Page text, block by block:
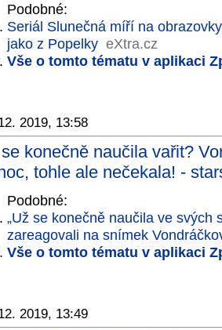
Podobné:
Seriál Slunečná míří na
jako z Popelky eXtra.cz
Vše o tomto tématu v aplikaci
2019, 13:58
konečně naučila vařit?
tohle ale nečekala! -
Podobné:
„Už se konečně naučila ve svých
zareagovali na snímek
Vše o tomto tématu v aplikaci
2019, 13:49